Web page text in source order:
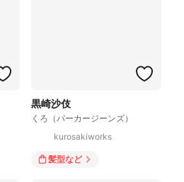
黒崎沙伎
くろ（パーカージーンズ）
kurosakiworks
髪型など